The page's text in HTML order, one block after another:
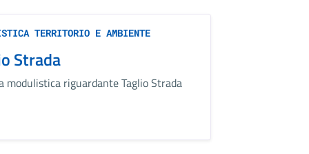
TERRITORIO E AMBIENTE
Strada
modulistica riguardante Taglio Strada